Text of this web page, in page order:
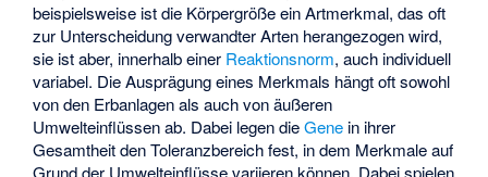
beispielsweise ist die Körpergröße ein Artmerkmal, das oft
zur Unterscheidung verwandter Arten herangezogen wird,
sie ist aber, innerhalb einer Reaktionsnorm, auch individuell
variabel. Die Ausprägung eines Merkmals hängt oft sowohl
von den Erbanlagen als auch von äußeren
Umwelteinflüssen ab. Dabei legen dieGene in ihrer
Gesamtheit den Toleranzbereich fest, in dem Merkmale auf